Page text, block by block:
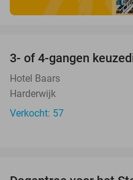
3- of 4-gangen
Hotel Baars
Harderwijk
Verkocht: 57